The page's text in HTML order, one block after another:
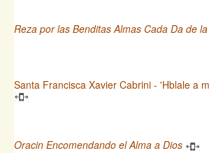
Reza por las Benditas Almas Cada Da de
Santa Francisca Xavier Cabrini - 'Hblale a
Oracin Encomendando el Alma a Dios